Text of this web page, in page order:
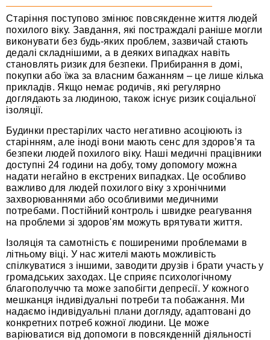
Старіння поступово змінює повсякденне життя людей
похилого віку. Завдання, які постраждалі раніше могли
виконувати без будь-яких проблем, зазвичай стають
дедалі складнішими, а в деяких випадках навіть
становлять ризик для безпеки. Прибирання в домі,
покупки або їжа за власним бажанням – це лише кілька
прикладів. Якщо немає родичів, які регулярно
доглядають за людиною, також існує ризик соціальної
ізоляції.
Будинки престарілих часто негативно асоціюють із
старінням, але іноді вони мають сенс для здоров’я та
безпеки людей похилого віку. Наші медичні працівники
доступні 24 години на добу, тому допомогу можна
надати негайно в екстрених випадках. Це особливо
важливо для людей похилого віку з хронічними
захворюваннями або особливими медичними
потребами. Постійний контроль і швидке реагування
на проблеми зі здоров'ям можуть врятувати життя.
Ізоляція та самотність є поширеними проблемами в
літньому віці. У нас жителі мають можливість
спілкуватися з іншими, заводити друзів і брати участь у
громадських заходах. Це сприяє психологічному
благополуччю та може запобігти депресії. У кожного
мешканця індивідуальні потреби та побажання. Ми
надаємо індивідуальні плани догляду, адаптовані до
конкретних потреб кожної людини. Це може
варіюватися від допомоги в повсякденній діяльності